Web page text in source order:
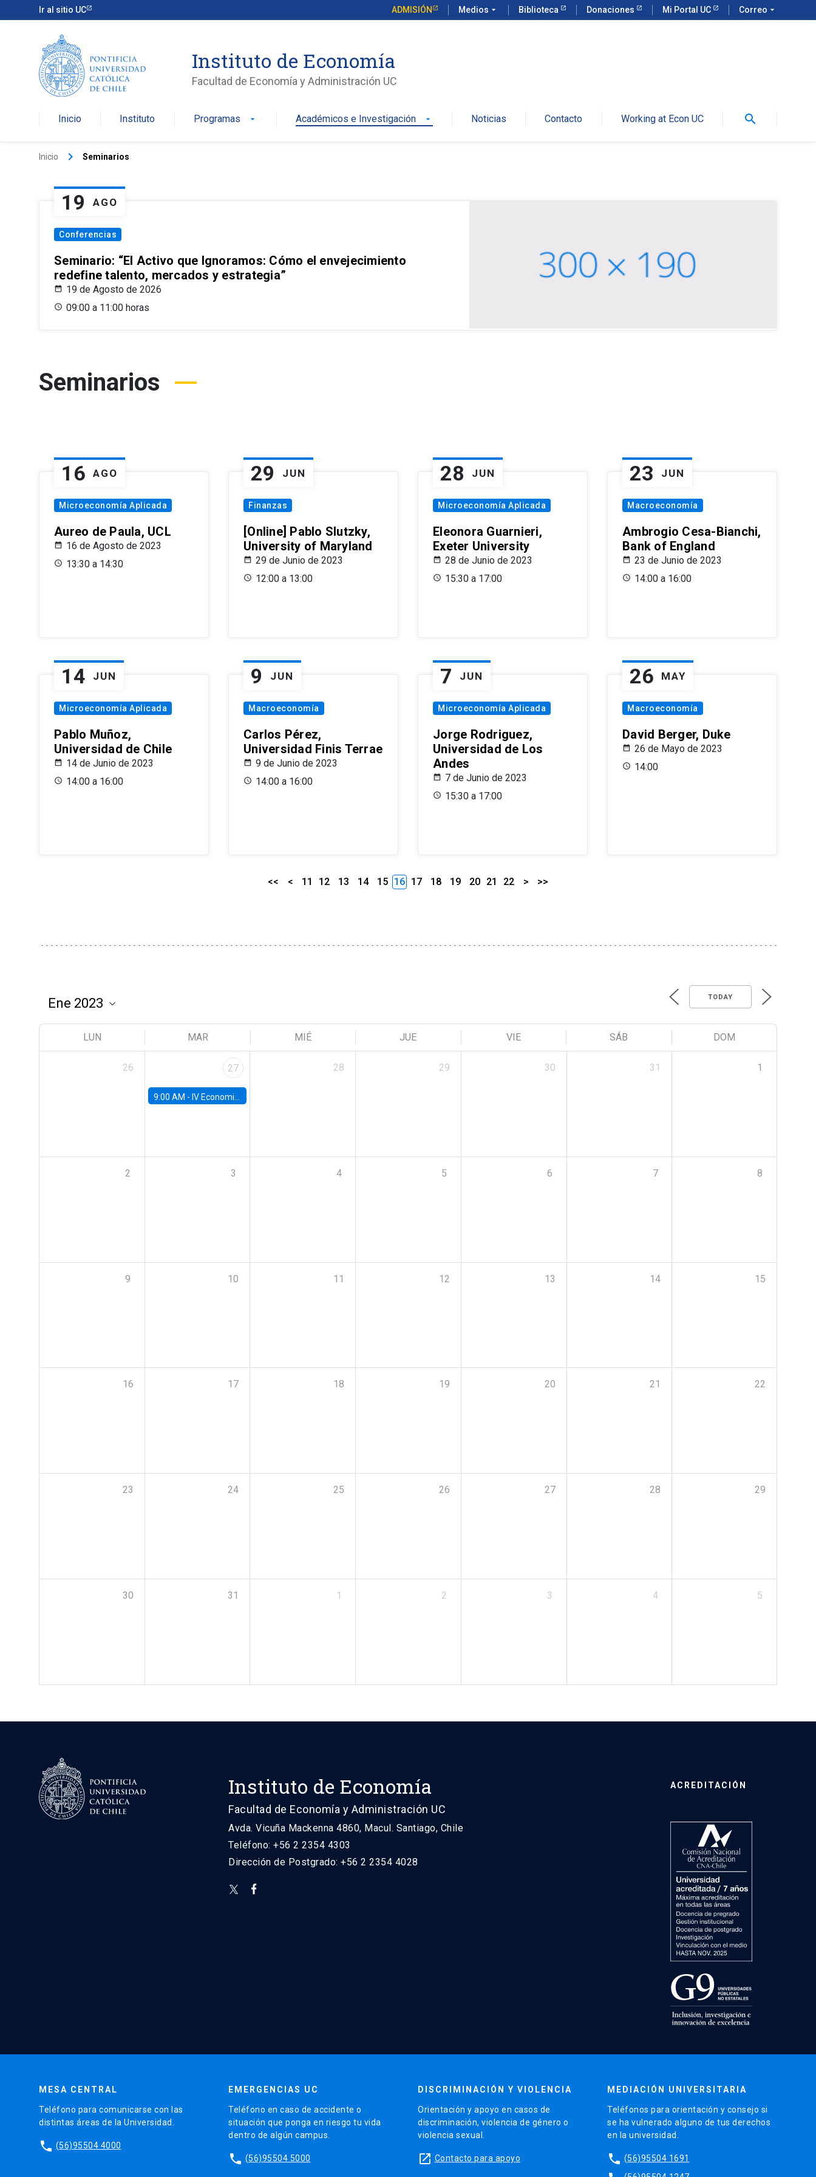
Ir al sitio UC ADMISIÓN Medios arrow_drop_down Biblioteca Donaciones Mi Portal UC Correo arrow_drop_down
Instituto de Economía
Facultad de Economía y Administración UC
Inicio Instituto Programas arrow_drop_down Académicos e Investigación arrow_drop_down Noticias Contacto Working at Econ UC search
Inicio keyboard_arrow_right Seminarios
19 AGO
Conferencias
Seminario: “El Activo que Ignoramos: Cómo el envejecimiento
redefine talento, mercados y estrategia”
19 de Agosto de 2026
09:00 a 11:00 horas
Seminarios
16 AGO
Microeconomía Aplicada
Aureo de Paula, UCL
16 de Agosto de 2023
13:30 a 14:30
29 JUN
Finanzas
[Online] Pablo Slutzky,
University of Maryland
29 de Junio de 2023
12:00 a 13:00
28 JUN
Microeconomía Aplicada
Eleonora Guarnieri,
Exeter University
28 de Junio de 2023
15:30 a 17:00
23 JUN
Macroeconomía
Ambrogio Cesa-Bianchi,
Bank of England
23 de Junio de 2023
14:00 a 16:00
14 JUN
Microeconomía Aplicada
Pablo Muñoz,
Universidad de Chile
14 de Junio de 2023
14:00 a 16:00
9 JUN
Macroeconomía
Carlos Pérez,
Universidad Finis Terrae
9 de Junio de 2023
14:00 a 16:00
7 JUN
Microeconomía Aplicada
Jorge Rodriguez,
Universidad de Los
Andes
7 de Junio de 2023
15:30 a 17:00
26 MAY
Macroeconomía
David Berger, Duke
26 de Mayo de 2023
14:00
<< < 11 12 13 14 15 16 17 18 19 20 21 22 > >>
TODAY
LUN MAR MIÉ JUE VIE SÁB DOM
26 27
9:00 AM - IV Economics Alumni Workshop
28 29 30 31 1
2 3 4 5 6 7 8
9 10 11 12 13 14 15
16 17 18 19 20 21 22
23 24 25 26 27 28 29
30 31 1 2 3 4 5
Instituto de Economía
Facultad de Economía y Administración UC
Avda. Vicuña Mackenna 4860, Macul. Santiago, Chile
Teléfono: +56 2 2354 4303
Dirección de Postgrado: +56 2 2354 4028
ACREDITACIÓN
MESA CENTRAL
Teléfono para comunicarse con las
distintas áreas de la Universidad.
phone (56)95504 4000
EMERGENCIAS UC
Teléfono en caso de accidente o
situación que ponga en riesgo tu vida
dentro de algún campus.
phone (56)95504 5000
DISCRIMINACIÓN Y VIOLENCIA
Orientación y apoyo en casos de
discriminación, violencia de género o
violencia sexual.
launch Contacto para apoyo
MEDIACIÓN UNIVERSITARIA
Teléfonos para orientación y consejo si
se ha vulnerado alguno de tus derechos
en la universidad.
phone (56)95504 1691